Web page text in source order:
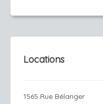
Locations
1565 Rue Bélanger